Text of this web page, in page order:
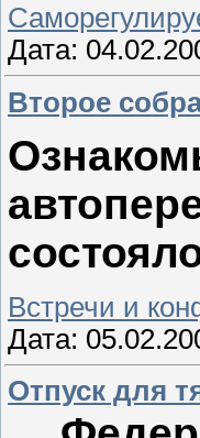
Дата:
Второе
Встречи и
Дата:
Отпуск для